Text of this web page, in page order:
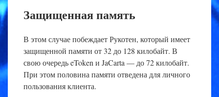
Защищенная память
В этом случае побеждает Рукотен, который имеет
защищенной памяти от 32 до 128 килобайт. В
свою очередь eToken и JaCarta — до 72 килобайт.
При этом половина памяти отведена для личного
пользования клиента.